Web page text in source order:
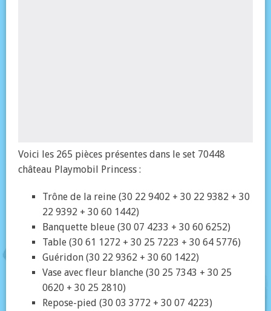
Voici les 265 pièces présentes dans le set 70448
château Playmobil Princess :
Trône de la reine (30 22 9402 + 30 22 9382 + 30
22 9392 + 30 60 1442)
Banquette bleue (30 07 4233 + 30 60 6252)
Table (30 61 1272 + 30 25 7223 + 30 64 5776)
Guéridon (30 22 9362 + 30 60 1422)
Vase avec fleur blanche (30 25 7343 + 30 25
0620 + 30 25 2810)
Repose-pied (30 03 3772 + 30 07 4223)